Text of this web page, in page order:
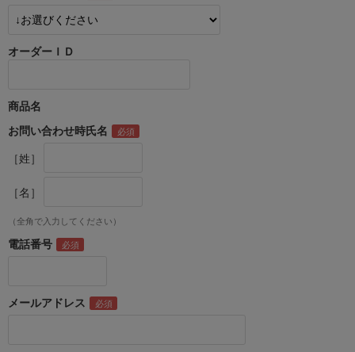
オーダーＩＤ
商品名
お問い合わせ時氏名
［姓］
［名］
（全角で入力してください）
電話番号
メールアドレス